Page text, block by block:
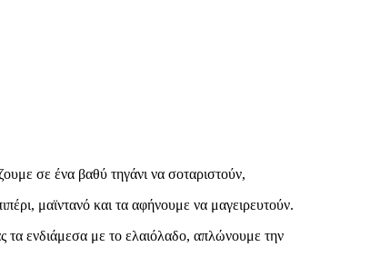
σε ένα βαθύ τηγάνι να σοταριστούν,
μαϊντανό και τα αφήνουμε να μαγειρευτούν.
ενδιάμεσα με το ελαιόλαδο, απλώνουμε την